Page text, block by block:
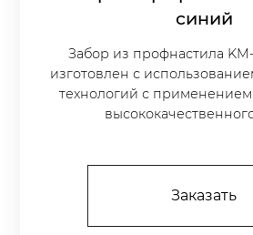
синий
Забор из профнастила
изготовлен с
технологий с применением
Заказать